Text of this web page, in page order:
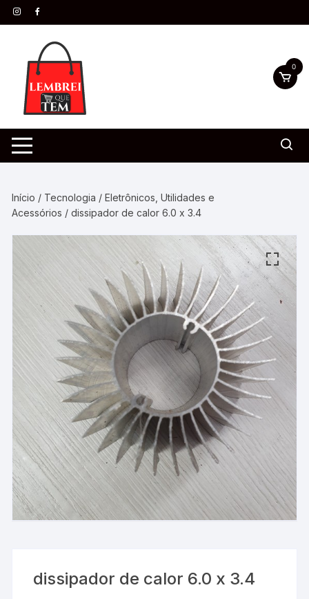
0
Início / Tecnologia /Eletrônicos, Utilidades e
Acessórios / dissipador de calor 6.0 x 3.4
dissipador de calor 6.0 x 3.4